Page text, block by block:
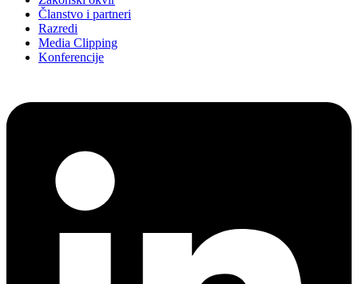
Članstvo i partneri
Razredi
Media Clipping
Konferencije